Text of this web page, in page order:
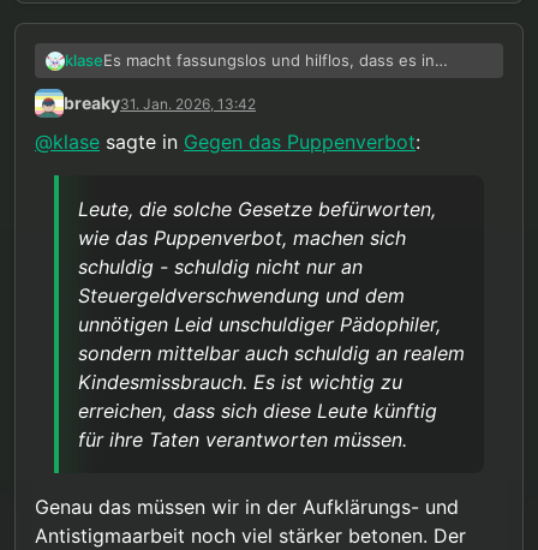
klaseEs macht fassungslos und hilflos, dass es in
Deutschland offenbar mittlerweile reicht, gegen
etwas zu sein, um Strafgesetze einzuführen. Damit
„Kinderschutz“ und unser Strafrecht, das dafür
Tätern an pädophilen Menschen, die keine Gefahr
für Kinder sind und einfach nur ein
menschenwürdiges Leben fühlen wollen, ohne
Kinder sexuell zu behelligen. Und sie bringen sogar
Kinder in Gefahr, indem sie Polizeiressourcen für
unsinnige Dinge binden und Pädophile
produzieren, die dann machen, was ihnen gefällt,
weil Pädophile ohnehin nicht danach bewertet
werden, ob sie Sex mit Kindern haben oder
alternativ leben möchten. Leute, die solche
Gesetze befürworten, wie das Puppenverbot,
machen sich schuldig - schuldig nicht nur an
auch schuldig an realem Kindesmissbrauch. Es ist
wichtig zu erreichen, dass sich diese Leute künftig
breaky31. Jan. 2026, 13:42
@klase sagte in Gegen das Puppenverbot:
Leute, die solche Gesetze befürworten,
wie das Puppenverbot, machen sich
schuldig - schuldig nicht nur an
Steuergeldverschwendung und dem
unnötigen Leid unschuldiger Pädophiler,
sondern mittelbar auch schuldig an realem
Kindesmissbrauch. Es ist wichtig zu
erreichen, dass sich diese Leute künftig
für ihre Taten verantworten müssen.
Genau das müssen wir in der Aufklärungs- und
Antistigmaarbeit noch viel stärker betonen. Der